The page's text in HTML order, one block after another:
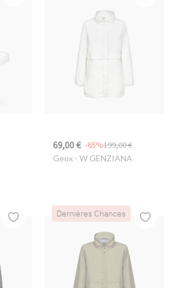
69,00 € 199,00 €
-65%
Geox- W GENZIANA
Dernières Chances